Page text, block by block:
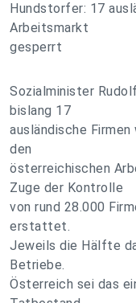
Hundstorfer: 17
Arbeitsmarkt
gesperrt
Sozialminister
bislang 17
ausländische
den
österreichischen
Zuge der Kontrolle
von rund 28.000
erstattet.
Jeweils die Hälfte
Betriebe.
Österreich sei das